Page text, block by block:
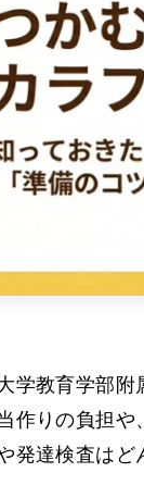
学教育学部
作りの負担
発達検査は